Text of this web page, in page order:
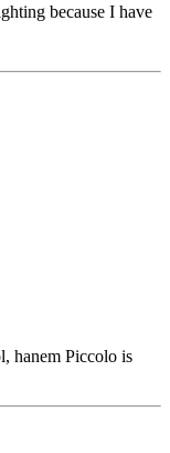
because I have
hanem Piccolo is